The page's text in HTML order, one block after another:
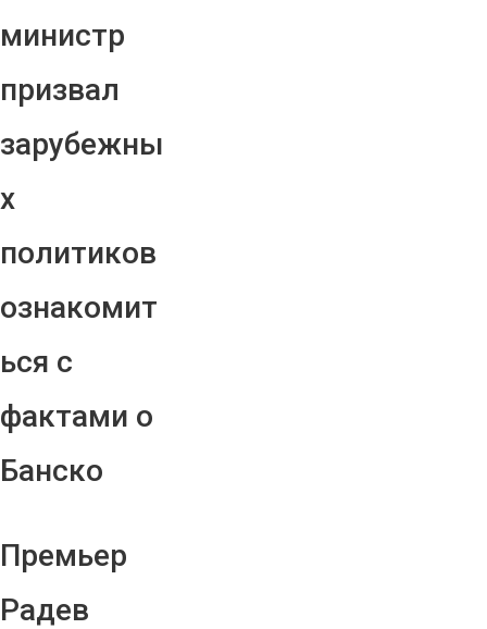
министр
призвал
зарубежны
х
политиков
ознакомит
ься с
фактами о
Банско
Премьер
Радев